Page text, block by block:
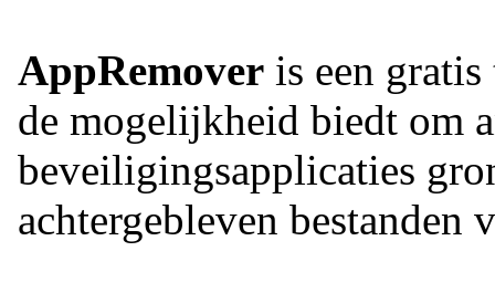
AppRemover is een
de mogelijkheid biedt om
beveiligingsapplicaties
achtergebleven bestanden